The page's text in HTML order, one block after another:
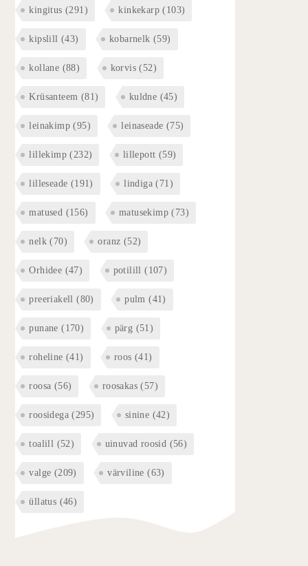
kingitus (291) kinkekarp (103)
kipslill (43) kobarnelk (59)
kollane (88) korvis (52)
Krüsanteem (81) kuldne (45)
leinakimp (95) leinaseade (75)
lillekimp (232) lillepott (59)
lilleseade (191) lindiga (71)
matused (156) matusekimp (73)
nelk (70) oranz (52)
Orhidee (47) potilill (107)
preeriakell (80) pulm (41)
punane (170) pärg (51)
roheline (41) roos (41)
roosa (56) roosakas (57)
roosidega (295) sinine (42)
toalill (52) uinuvad roosid (56)
valge (209) värviline (63)
üllatus (46)